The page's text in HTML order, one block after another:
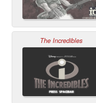
The Incredibles